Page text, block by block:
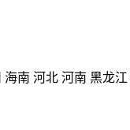
海南 河北 河南 黑龙江